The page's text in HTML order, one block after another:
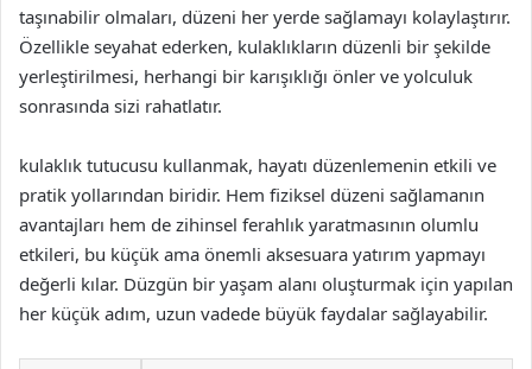
taşınabilir olmaları, düzeni her yerde sağlamayı kolaylaştırır.
Özellikle seyahat ederken, kulaklıkların düzenli bir şekilde
yerleştirilmesi, herhangi bir karışıklığı önler ve yolculuk
sonrasında sizi rahatlatır.
kulaklık tutucusu kullanmak, hayatı düzenlemenin etkili ve
pratik yollarından biridir. Hem fiziksel düzeni sağlamanın
avantajları hem de zihinsel ferahlık yaratmasının olumlu
etkileri, bu küçük ama önemli aksesuara yatırım yapmayı
değerli kılar. Düzgün bir yaşam alanı oluşturmak için yapılan
her küçük adım, uzun vadede büyük faydalar sağlayabilir.